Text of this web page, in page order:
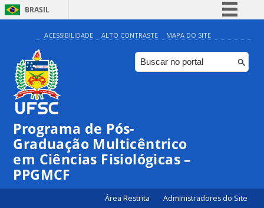
BRASIL
Simplifique!
Comunica BR
Participe
ACESSIBILIDADE ALTO CONTRASTE MAPA DO SITE
Programa de Pós-
Graduação Multicêntrico
em Ciências Fisiológicas –
PPGMCF
Área Restrita Administradores do Site